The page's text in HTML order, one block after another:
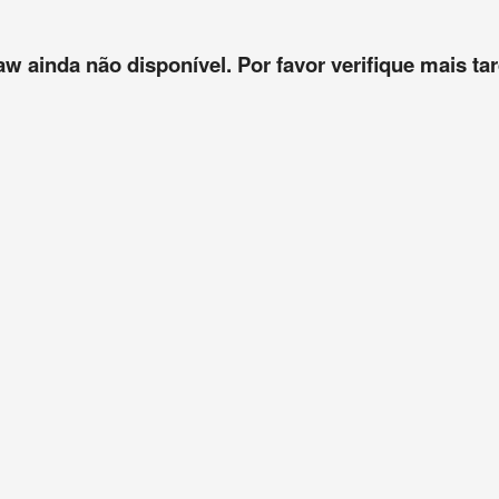
ainda não disponível. Por favor verifique mais